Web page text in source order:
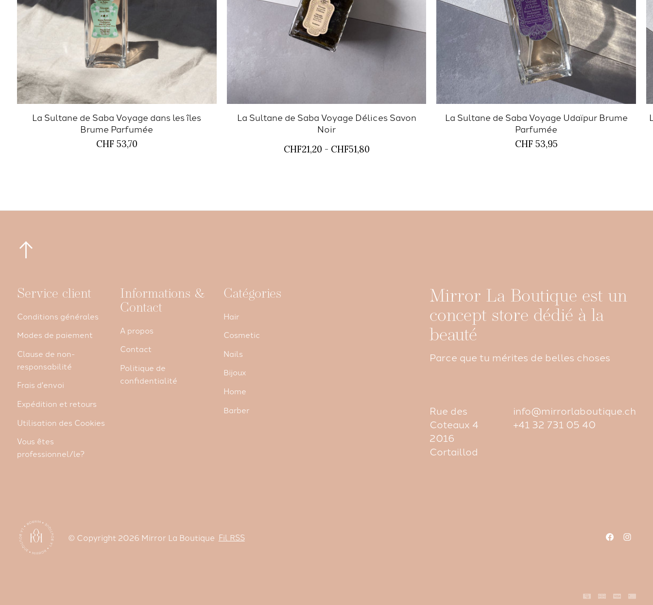
La Sultane de Saba Voyage dans les îles
Brume Parfumée
CHF 53,70
La Sultane de Saba Voyage Délices Savon
Noir
CHF21,20 - CHF51,80
La Sultane de Saba Voyage Udaïpur Brume
Parfumée
CHF 53,95
Service client
Conditions générales
Modes de paiement
Clause de non-
responsabilité
Frais d'envoi
Expédition et retours
Utilisation des Cookies
Vous êtes
professionnel/le?
Informations &
Contact
A propos
Contact
Politique de
confidentialité
Catégories
Hair
Cosmetic
Nails
Bijoux
Home
Barber
Mirror La Boutique est un
concept store dédié à la
beauté
Parce que tu mérites de belles choses
Rue des
Coteaux 4
2016
Cortaillod
info@mirrorlaboutique.ch
+41 32 731 05 40
© Copyright 2026 Mirror La Boutique Fil RSS